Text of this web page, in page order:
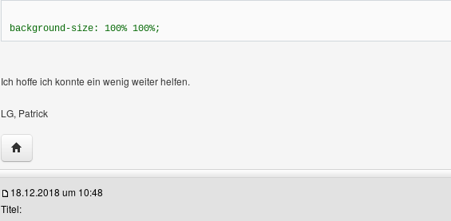
background-size: 100% 100%;
Ich hoffe ich konnte ein wenig weiter helfen.
LG, Patrick
Website dieses Benutzers besuchen: modellkirmesbilder
18.12.2018 um 10:48
Titel: